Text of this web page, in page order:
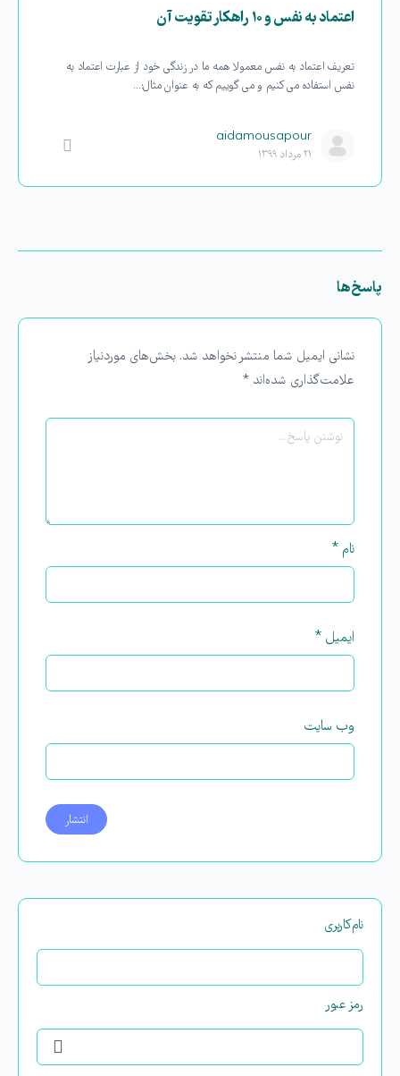
اعتماد به نفس و ۱۰ راهکار تقویت آن
تعریف اعتماد به نفس معمولا همه ما در زندگی خود از عبارت اعتماد به
نفس استفاده می کنیم و می گوییم که به عنوان مثال؛…
aidamousapour
۲۱ مرداد ۱۳۹۹
پاسخ‌ها
نشانی ایمیل شما منتشر نخواهد شد. بخش‌های موردنیاز
علامت‌گذاری شده‌اند *
نام *
ایمیل *
وب‌ سایت
نام‌کاربری
رمز عبور